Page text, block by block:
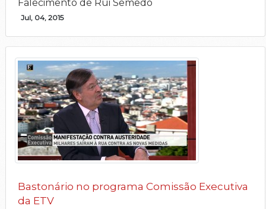
Falecimento de Rui Semedo
Jul, 04, 2015
Bastonário no programa Comissão Executiva
da ETV